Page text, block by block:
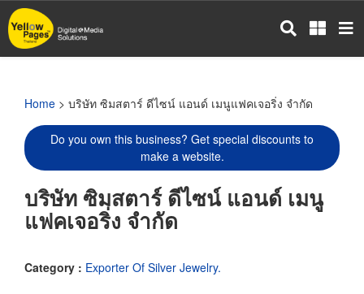
Skip
to
main
Home > บริษัท ซิมสตาร์ ดีไซน์ แอนด์ เมนูแฟคเจอริ่ง จำกัด
Do you own this business? Get special discounts to
make a website.
บริษัท ซิมสตาร์ ดีไซน์ แอนด์ เมนู
แฟคเจอริ่ง จำกัด
Category : Exporter Of Silver Jewelry.